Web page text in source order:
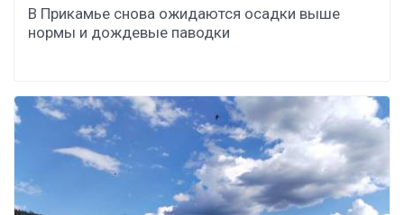
В Прикамье снова ожидаются осадки выше
нормы и дождевые паводки